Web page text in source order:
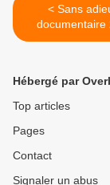
< Sans adieu (film
documentaire
Christophe
Hébergé par
Top articles
Pages
Contact
Signaler un abus